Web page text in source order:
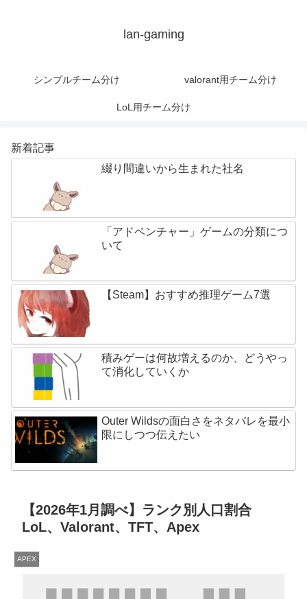
lan-gaming
シンプルチーム分け valorant用チーム分け
LoL用チーム分け
新着記事
綴り間違いから生まれた社名
「アドベンチャー」ゲームの分類につ
いて
【Steam】おすすめ推理ゲーム7選
積みゲーは何故増えるのか、どうやっ
て消化していくか
Outer Wildsの面白さをネタバレを最小
限にしつつ伝えたい
【2026年1月調べ】ランク別人口割合
LoL、Valorant、TFT、Apex
APEX